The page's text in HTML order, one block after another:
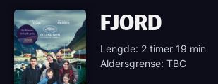
FJORD
Lengde: 2 timer 19 min
Aldersgrense: TBC